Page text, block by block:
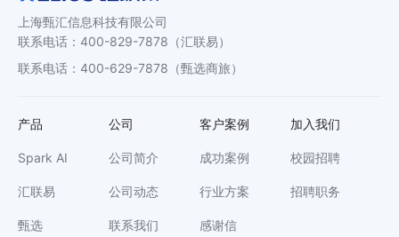
上海甄汇信息科技有限公司
联系电话 ： 400-829-7878 （汇联易）
联系电话 ： 400-629-7878 （甄选商旅）
产品
Spark AI
汇联易
甄选
公司
公司简介
公司动态
联系我们
客户案例
成功案例
行业方案
感谢信
加入我们
校园招聘
招聘职务